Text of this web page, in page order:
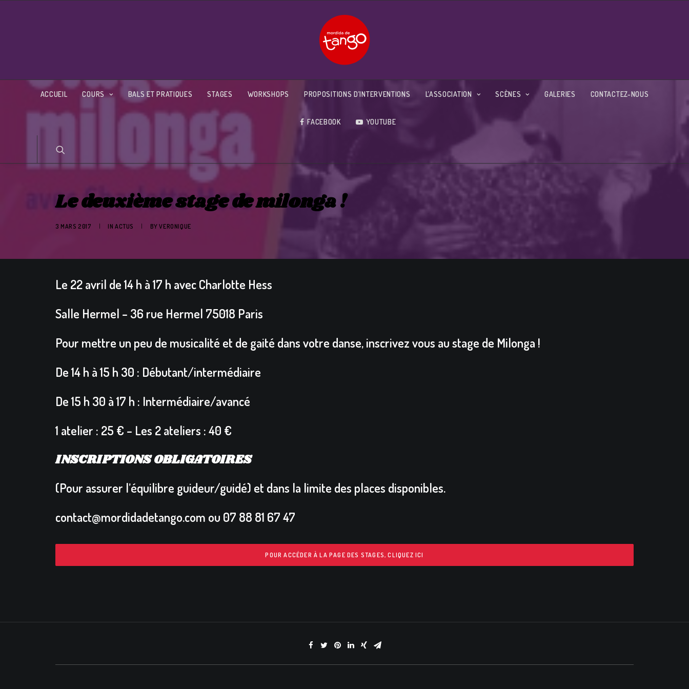
ACCUEIL COURS BALS ET PRATIQUES STAGES WORKSHOPS PROPOSITIONS D’INTERVENTIONS L’ASSOCIATION SCÈNES GALERIES CONTACTEZ-NOUS
FACEBOOK YOUTUBE
Le deuxième stage de milonga !
3 MARS 2017 INACTUS BYVERONIQUE
Le 22 avril de 14 h à 17 h avecCharlotte Hess
Salle Hermel – 36 rue Hermel 75018 Paris
Pour mettre un peu de musicalité et de gaité dans votre danse, inscrivez vous au stage de Milonga !
De 14 h à 15 h 30 : Débutant/intermédiaire
De 15 h 30 à 17 h : Intermédiaire/avancé
1 atelier : 25 € – Les 2 ateliers : 40 €
INSCRIPTIONS OBLIGATOIRES
(Pour assurer l’équilibre guideur/guidé) et dans la limite des places disponibles.
contact@mordidadetango.com ou 07 88 81 67 47
POUR ACCÉDER À LA PAGE DES STAGES, CLIQUEZ ICI